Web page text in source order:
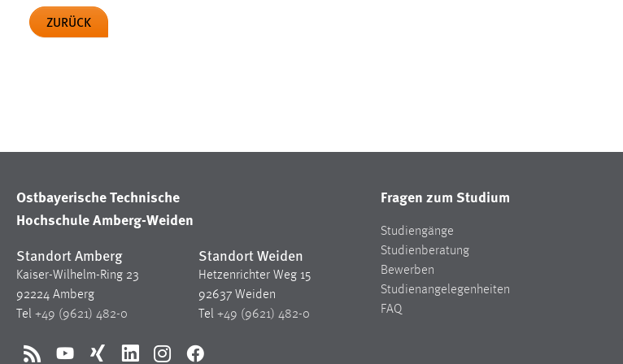
ZURÜCK
Ostbayerische Technische
Hochschule Amberg-Weiden
Standort Amberg
Kaiser-Wilhelm-Ring 23
92224 Amberg
Tel +49 (9621) 482-0
Standort Weiden
Hetzenrichter Weg 15
92637 Weiden
Tel +49 (9621) 482-0
Fragen zum Studium
Studiengänge
Studienberatung
Bewerben
Studienangelegenheiten
FAQ
Cookie Laufzeit: 30 Tage
Name:
MibewSessionID, MIBEW_UserID,
mibew_locale, mibew-chat-frame-style-
5e9dbeb1811c0446
nutzen zu können.